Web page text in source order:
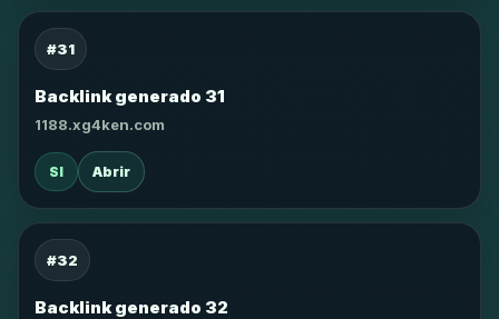
#31
Backlink generado 31
1188.xg4ken.com
SI Abrir
#32
Backlink generado 32